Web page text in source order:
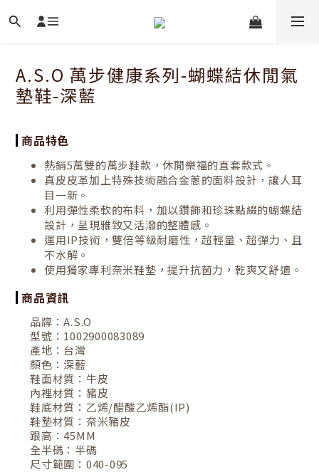
A.S.O 萬步健康系列-蝴蝶結休閒氣
墊鞋-深藍
商品特色
熱銷5萬雙的萬步鞋款，休閒樂福的直套款式。
真皮皮革加上特殊技術融合金蔥的面料設計，讓人耳
目一新。
利用彈性柔軟的布料，加以鑽飾和珍珠點綴的蝴蝶結
設計，呈現雅致又活潑的整體感。
運用IP技術，雙倍等級耐磨性，超輕量、超彈力、且
不水解。
使用獨家專利奈米鞋墊，提升抗菌力，乾爽又舒適。
商品資訊
品牌：A.S.O
型號： 1002900083089
產地： 台灣
顏色： 深藍
鞋面材質： 牛皮
內裡材質： 豬皮
鞋底材質： 乙烯/醋酸乙烯酯(IP)
鞋墊材質： 奈米豬皮
跟高：45MM
全半碼： 半碼
尺寸範圍： 040-095